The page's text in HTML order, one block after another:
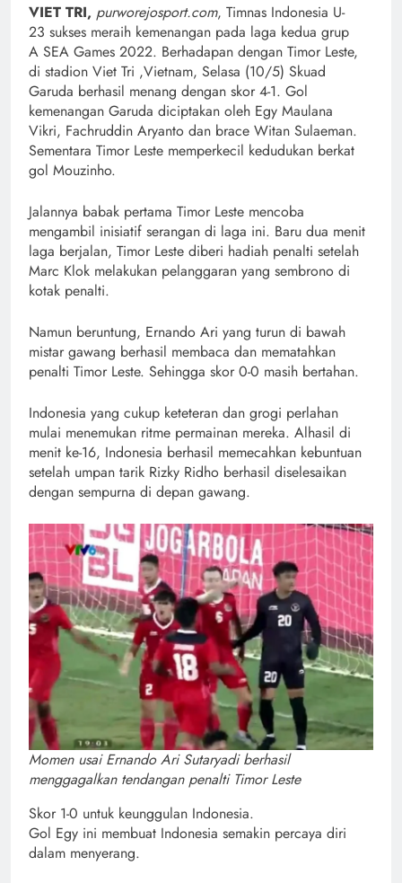
VIET TRI, purworejosport.com, Timnas Indonesia U-
23 sukses meraih kemenangan pada laga kedua grup
A SEA Games 2022. Berhadapan dengan Timor Leste,
di stadion Viet Tri ,Vietnam, Selasa (10/5) Skuad
Garuda berhasil menang dengan skor 4-1. Gol
kemenangan Garuda diciptakan oleh Egy Maulana
Vikri, Fachruddin Aryanto dan brace Witan Sulaeman.
Sementara Timor Leste memperkecil kedudukan berkat
gol Mouzinho.
Jalannya babak pertama Timor Leste mencoba
mengambil inisiatif serangan di laga ini. Baru dua menit
laga berjalan, Timor Leste diberi hadiah penalti setelah
Marc Klok melakukan pelanggaran yang sembrono di
kotak penalti.
Namun beruntung, Ernando Ari yang turun di bawah
mistar gawang berhasil membaca dan mematahkan
penalti Timor Leste. Sehingga skor 0-0 masih bertahan.
Indonesia yang cukup keteteran dan grogi perlahan
mulai menemukan ritme permainan mereka. Alhasil di
menit ke-16, Indonesia berhasil memecahkan kebuntuan
setelah umpan tarik Rizky Ridho berhasil diselesaikan
dengan sempurna di depan gawang.
Momen usai Ernando Ari Sutaryadi berhasil
menggagalkan tendangan penalti Timor Leste
Skor 1-0 untuk keunggulan Indonesia.
Gol Egy ini membuat Indonesia semakin percaya diri
dalam menyerang.